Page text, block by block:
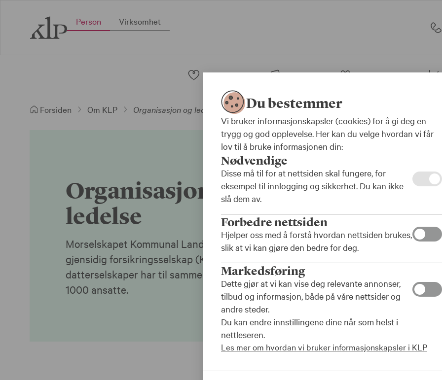
Person Virksomhet
Pensjon Bank Forsikring
Forsiden Om KLP Organisasjon og ledelse
Organisasjon og
ledelse
Morselskapet Kommunal Landspensjonskasse
gjensidig forsikringsselskap (KLP) og de heleide
datterselskaper har til sammen ca
1000 ansatte.
Du bestemmer
Vi bruker informasjonskapsler (cookies) for å gi deg en
trygg og god opplevelse. Her kan du velge hvordan vi får
lov til å bruke informasjonen din:
Nødvendige
Disse må til for at nettsiden skal fungere, for
eksempel til innlogging og sikkerhet. Du kan ikke
slå dem av.
Forbedre nettsiden
Hjelper oss med å forstå hvordan nettsiden brukes,
slik at vi kan gjøre den bedre for deg.
Markedsføring
Dette gjør at vi kan vise deg relevante annonser,
tilbud og informasjon, både på våre nettsider og
andre steder.
Du kan endre innstillingene dine når som helst i
nettleseren.
Les mer om hvordan vi bruker informasjonskapsler i KLP